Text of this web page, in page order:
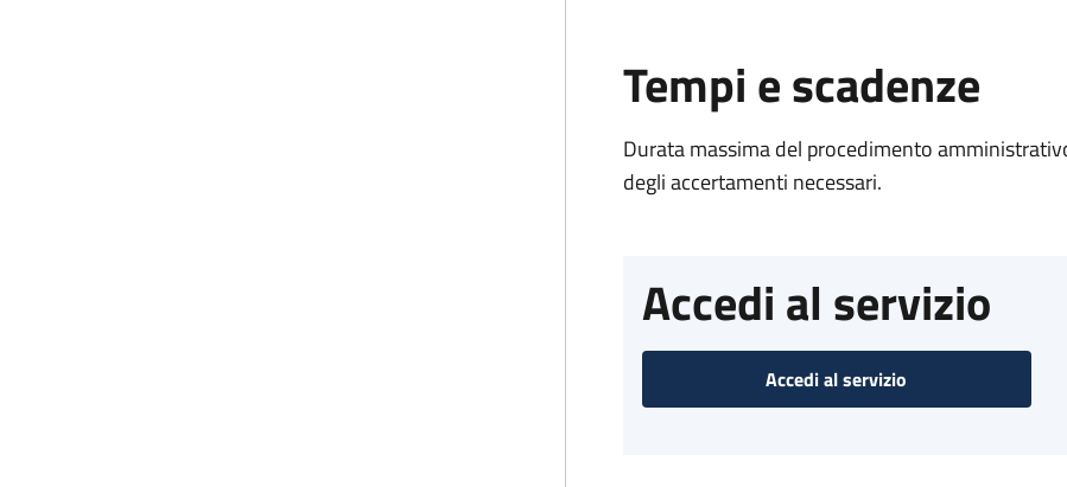
Tempi e scadenze
Durata massima del procedimento
degli accertamenti necessari.
Accedi al servizio
Accedi al servizio